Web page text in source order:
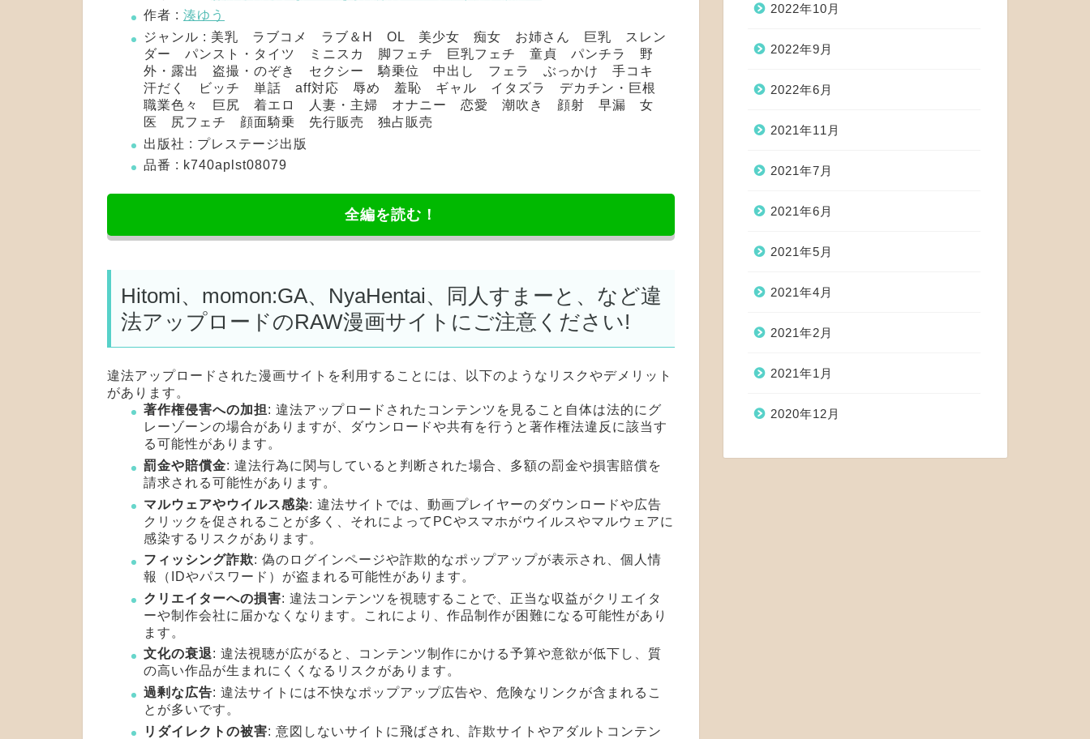
作者 : 湊ゆう
ジャンル : 美乳 ラブコメ ラブ＆H OL 美少女 痴女 お姉さん 巨乳 スレン
ダー パンスト・タイツ ミニスカ 脚フェチ 巨乳フェチ 童貞 パンチラ 野
外・露出 盗撮・のぞき セクシー 騎乗位 中出し フェラ ぶっかけ 手コキ
汗だく ビッチ 単話 aff対応 辱め 羞恥 ギャル イタズラ デカチン・巨根
職業色々 巨尻 着エロ 人妻・主婦 オナニー 恋愛 潮吹き 顔射 早漏 女
医 尻フェチ 顔面騎乗 先行販売 独占販売
出版社 : プレステージ出版
品番 : k740aplst08079
全編を読む！
Hitomi、momon:GA、NyaHentai、同人すまーと、など違
法アップロードのRAW漫画サイトにご注意ください!
違法アップロードされた漫画サイトを利用することには、以下のようなリスクやデメリット
があります。
著作権侵害への加担: 違法アップロードされたコンテンツを見ること自体は法的にグ
レーゾーンの場合がありますが、ダウンロードや共有を行うと著作権法違反に該当す
る可能性があります。
罰金や賠償金: 違法行為に関与していると判断された場合、多額の罰金や損害賠償を
請求される可能性があります。
マルウェアやウイルス感染: 違法サイトでは、動画プレイヤーのダウンロードや広告
クリックを促されることが多く、それによってPCやスマホがウイルスやマルウェアに
感染するリスクがあります。
フィッシング詐欺: 偽のログインページや詐欺的なポップアップが表示され、個人情
報（IDやパスワード）が盗まれる可能性があります。
クリエイターへの損害: 違法コンテンツを視聴することで、正当な収益がクリエイタ
ーや制作会社に届かなくなります。これにより、作品制作が困難になる可能性があり
ます。
文化の衰退: 違法視聴が広がると、コンテンツ制作にかける予算や意欲が低下し、質
の高い作品が生まれにくくなるリスクがあります。
過剰な広告: 違法サイトには不快なポップアップ広告や、危険なリンクが含まれるこ
とが多いです。
リダイレクトの被害: 意図しないサイトに飛ばされ、詐欺サイトやアダルトコンテン
2022年10月
2022年9月
2022年6月
2021年11月
2021年7月
2021年6月
2021年5月
2021年4月
2021年2月
2021年1月
2020年12月